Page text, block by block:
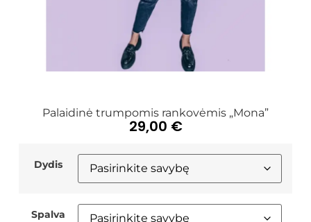
Palaidinė trumpomis rankovėmis „Mona”
29,00 €
Dydis
Spalva